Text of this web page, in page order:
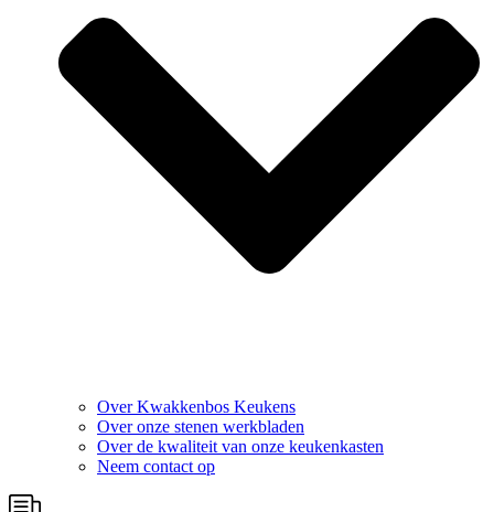
Over Kwakkenbos Keukens
Over onze stenen werkbladen
Over de kwaliteit van onze keukenkasten
Neem contact op